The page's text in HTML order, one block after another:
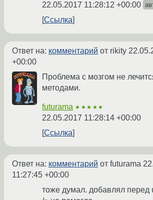
22.05.2017 11:28:12 +00:00
Ссылка
Ответ на: комментарий от rikity
+00:00
Проблема с мозгом не
методами.
futurama ★★★★★
22.05.2017 11:28:14 +00:00
Ссылка
Ответ на: комментарий от futurama
11:27:45 +00:00
тоже думал. добавлял перед